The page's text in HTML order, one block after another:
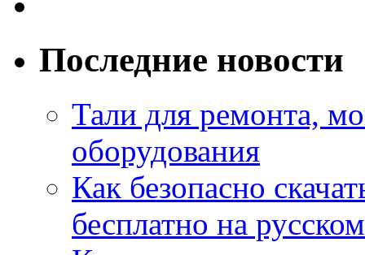
Последние новости
Тали для ремонта,
оборудования
Как безопасно
бесплатно на